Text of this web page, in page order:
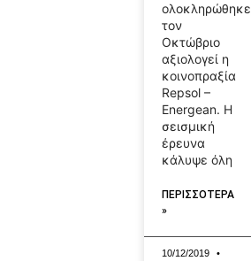
ολοκληρώθηκε
τον
Οκτώβριο
αξιολογεί η
κοινοπραξία
Repsol –
Energean. Η
σεισμική
έρευνα
κάλυψε όλη
ΠΕΡΙΣΣΟΤΕΡΑ
»
10/12/2019